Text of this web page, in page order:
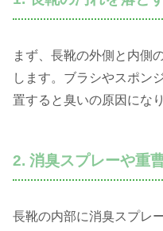
まず、長靴の外側と内側
します。ブラシやスポン
置すると臭いの原因になり
2. 消臭スプレーや重
長靴の内部に消臭スプレ